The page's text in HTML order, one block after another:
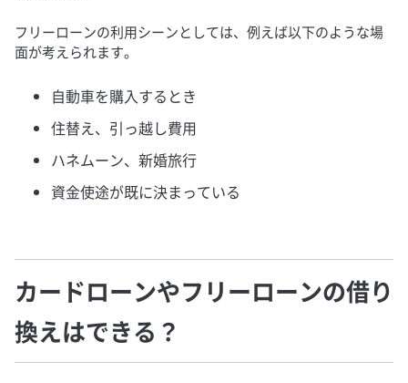
フリーローンの利用シーンとしては、例えば以下のような場
面が考えられます。
自動車を購入するとき
住替え、引っ越し費用
ハネムーン、新婚旅行
資金使途が既に決まっている
カードローンやフリーローンの借り
換えはできる？